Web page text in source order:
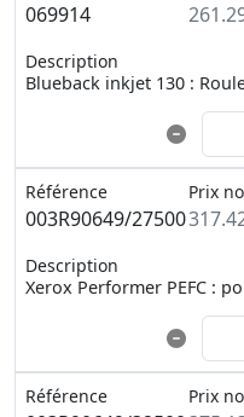
069914
Description
Blueback inkjet 130 :
Référence
003R90649/27500
Prix
Description
Xerox Performer PEFC :
Référence Prix